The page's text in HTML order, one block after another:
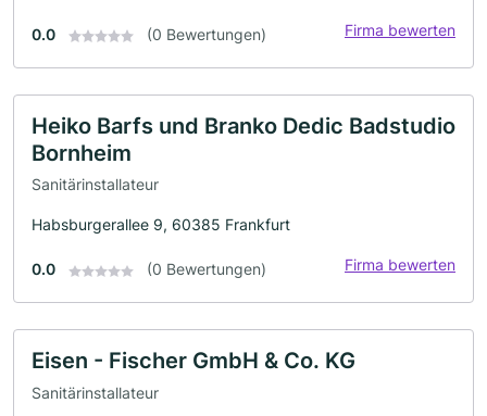
0.0 (0 Bewertungen) Firma bewerten
Heiko Barfs und Branko Dedic Badstudio
Bornheim
Sanitärinstallateur
Habsburgerallee 9, 60385 Frankfurt
0.0 (0 Bewertungen) Firma bewerten
Eisen - Fischer GmbH & Co. KG
Sanitärinstallateur